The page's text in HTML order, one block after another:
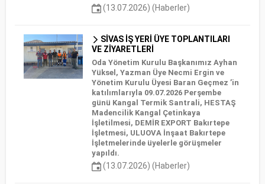
(13.07.2026) (Haberler)
SİVAS İŞ YERİ ÜYE TOPLANTILARI
VE ZİYARETLERİ
Oda Yönetim Kurulu Başkanımız Ayhan
Yüksel, Yazman Üye Necmi Ergin ve
Yönetim Kurulu Üyesi Baran Geçmez ’in
katılımlarıyla 09.07.2026 Perşembe
günü Kangal Termik Santrali, HESTAŞ
Madencilik Kangal Çetinkaya
İşletilmesi, DEMİR EXPORT Bakırtepe
İşletmesi, ULUOVA İnşaat Bakırtepe
İşletmelerinde üyelerle görüşmeler
yapıldı.
(13.07.2026) (Haberler)